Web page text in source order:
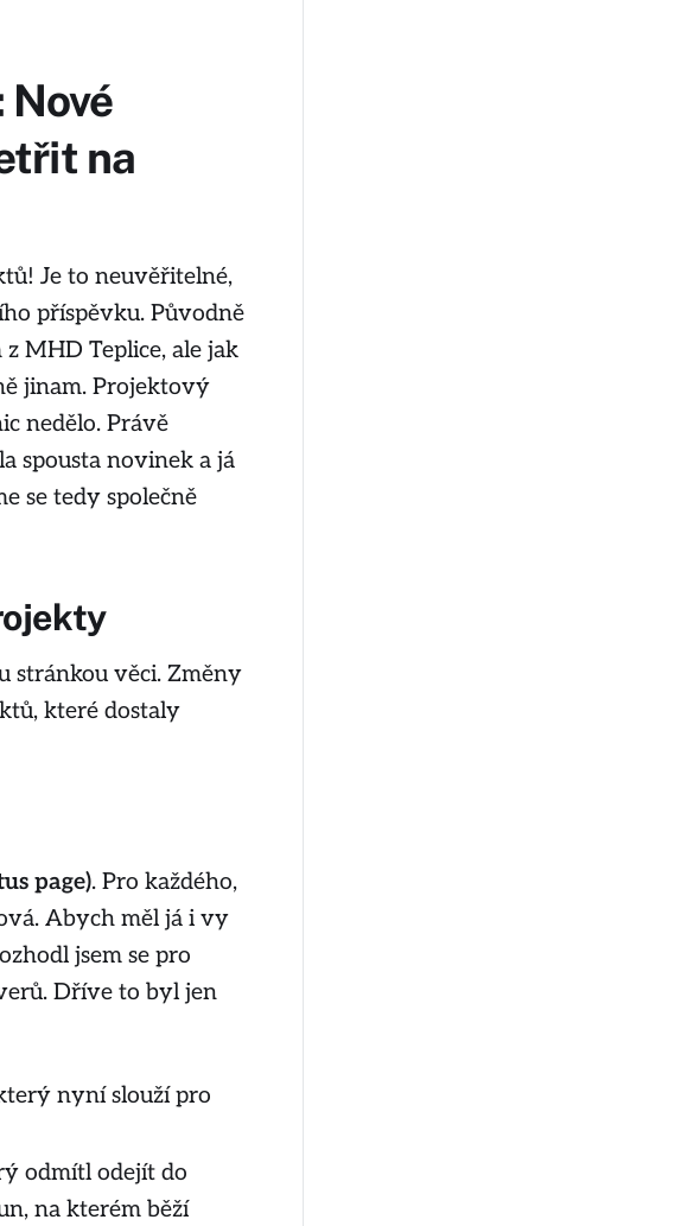
na
Je to neuvěřitelné,
příspěvku. Původně
MHD Teplice, ale jak
jinam. Projektový
nedělo. Právě
spousta novinek a já
se tedy společně
stránkou věci. Změny
které dostaly
page). Pro každého,
Abych měl já i vy
jsem se pro
Dříve to byl jen
nyní slouží pro
odmítl odejít do
na kterém běží